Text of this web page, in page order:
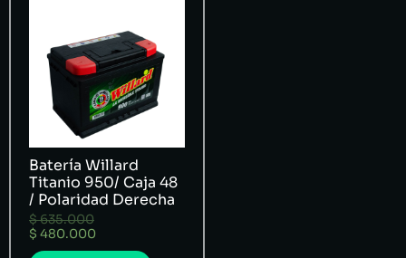
Batería Willard
Titanio 950/ Caja 48
/ Polaridad Derecha
$635.000
$ 480.000